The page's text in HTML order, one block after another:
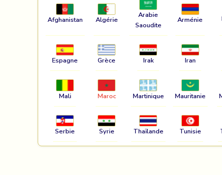
Afghanistan Algérie
Arabie
Saoudite
Arménie
Espagne Grèce Irak Iran
Mali Maroc Martinique Mauritanie
Serbie Syrie Thaïlande Tunisie